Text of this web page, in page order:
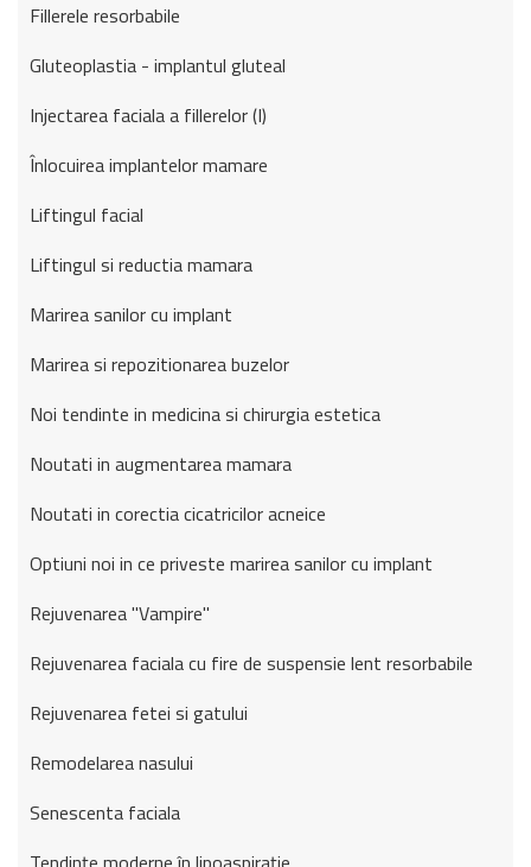
Fillerele resorbabile
Gluteoplastia - implantul gluteal
Injectarea faciala a fillerelor (I)
Înlocuirea implantelor mamare
Liftingul facial
Liftingul si reductia mamara
Marirea sanilor cu implant
Marirea si repozitionarea buzelor
Noi tendinte in medicina si chirurgia estetica
Noutati in augmentarea mamara
Noutati in corectia cicatricilor acneice
Optiuni noi in ce priveste marirea sanilor cu implant
Rejuvenarea "Vampire"
Rejuvenarea faciala cu fire de suspensie lent resorbabile
Rejuvenarea fetei si gatului
Remodelarea nasului
Senescenta faciala